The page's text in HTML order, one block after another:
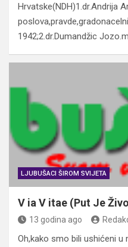
Hrvatske(NDH)1.dr.Andrija
1942;2.dr.Dumandžic
LJUBUŠACI ŠIROM SVIJETA
V ia V itae (Put Je
13 godina ago
Oh,kako smo bili ushićeni u